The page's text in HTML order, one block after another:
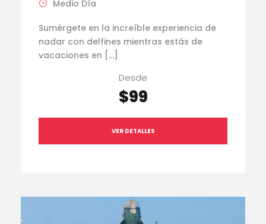
Medio Día
Sumérgete en la increíble experiencia de
nadar con delfines mientras estás de
vacaciones en […]
Desde
$99
VER DETALLES